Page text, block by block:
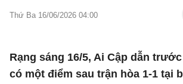
Thứ Ba 16/06/2026 04:00
Rạng sáng 16/5, Ai Cập dẫn
có một điểm sau trận hòa 1-1 tại